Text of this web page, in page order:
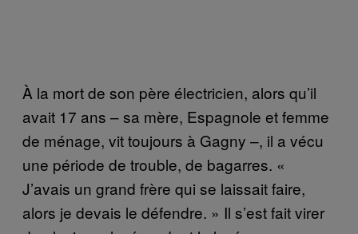
À la mort de son père électricien, alors qu’il
avait 17 ans – sa mère, Espagnole et femme
de ménage, vit toujours à Gagny –, il a vécu
une période de trouble, de bagarres. «
J’avais un grand frère qui se laissait faire,
alors je devais le défendre. » Il s’est fait virer